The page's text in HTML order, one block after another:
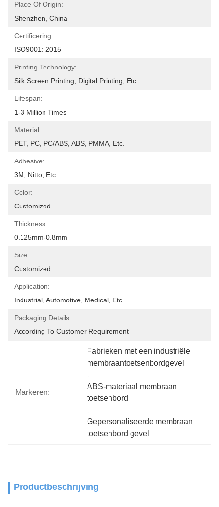
Place Of Origin:
Shenzhen, China
Certificering:
ISO9001: 2015
Printing Technology:
Silk Screen Printing, Digital Printing, Etc.
Lifespan:
1-3 Million Times
Material:
PET, PC, PC/ABS, ABS, PMMA, Etc.
Adhesive:
3M, Nitto, Etc.
Color:
Customized
Thickness:
0.125mm-0.8mm
Size:
Customized
Application:
Industrial, Automotive, Medical, Etc.
Packaging Details:
According To Customer Requirement
Markeren:
Fabrieken met een industriële
membraantoetsenbordgevel
,
ABS-materiaal membraan
toetsenbord
,
Gepersonaliseerde membraan
toetsenbord gevel
Productbeschrijving